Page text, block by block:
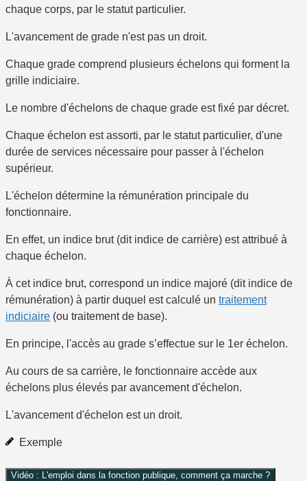
chaque corps, par le statut particulier.
L'avancement de grade n'est pas un droit.
Chaque grade comprend plusieurs échelons qui forment la
grille indiciaire.
Le nombre d'échelons de chaque grade est fixé par décret.
Chaque échelon est assorti, par le statut particulier, d'une
durée de services nécessaire pour passer à l'échelon
supérieur.
L'échelon détermine la rémunération principale du
fonctionnaire.
En effet, un indice brut (dit indice de carrière) est attribué à
chaque échelon.
À cet indice brut, correspond un indice majoré (dit indice de
rémunération) à partir duquel est calculé un traitement
indiciaire (ou traitement de base).
En principe, l'accès au grade s’effectue sur le 1er échelon.
Au cours de sa carrière, le fonctionnaire accède aux
échelons plus élevés par avancement d'échelon.
L'avancement d'échelon est un droit.
Exemple
Vidéo : L'emploi dans la fonction publique, comment ça marche ?